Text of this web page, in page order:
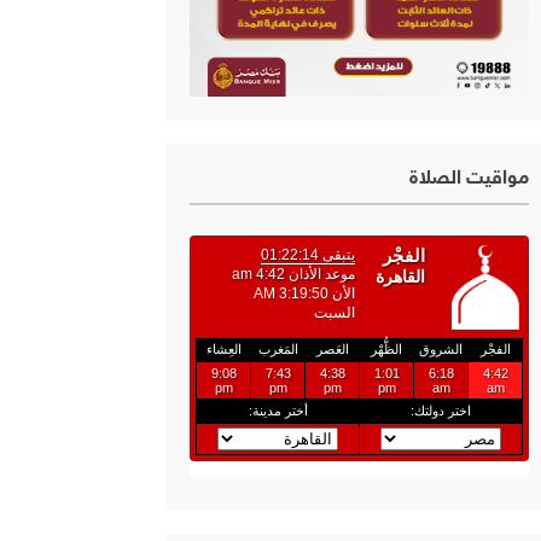
مواقيت الصلاة